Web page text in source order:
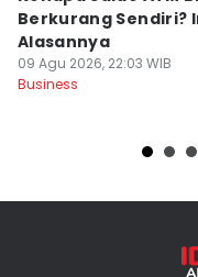
Berkurang Sendiri?
Alasannya
09 Agu 2026, 22:03 WIB
Business